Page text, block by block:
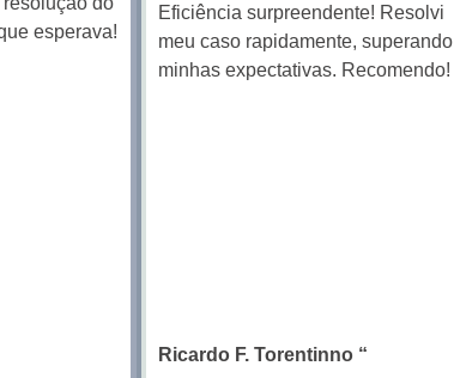
esperava!
Eficiência surpreendente! Resolvi
meu caso rapidamente, superando
minhas expectativas. Recomendo!
Ricardo F. Torentinno “